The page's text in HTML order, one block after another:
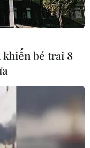
và giải mã
ma mút sống tại
đây gần 1,2
khiến bé trai 8